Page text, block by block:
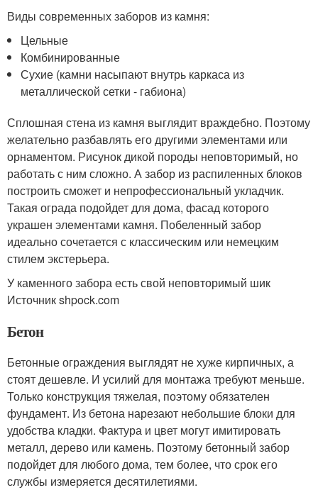
Виды современных заборов из камня:
Цельные
Комбинированные
Сухие (камни насыпают внутрь каркаса из
металлической сетки - габиона)
Сплошная стена из камня выглядит враждебно. Поэтому
желательно разбавлять его другими элементами или
орнаментом. Рисунок дикой породы неповторимый, но
работать с ним сложно. А забор из распиленных блоков
построить сможет и непрофессиональный укладчик.
Такая ограда подойдет для дома, фасад которого
украшен элементами камня. Побеленный забор
идеально сочетается с классическим или немецким
стилем экстерьера.
У каменного забора есть свой неповторимый шик
Источник shpock.com
Бетон
Бетонные ограждения выглядят не хуже кирпичных, а
стоят дешевле. И усилий для монтажа требуют меньше.
Только конструкция тяжелая, поэтому обязателен
фундамент. Из бетона нарезают небольшие блоки для
удобства кладки. Фактура и цвет могут имитировать
металл, дерево или камень. Поэтому бетонный забор
подойдет для любого дома, тем более, что срок его
службы измеряется десятилетиями.